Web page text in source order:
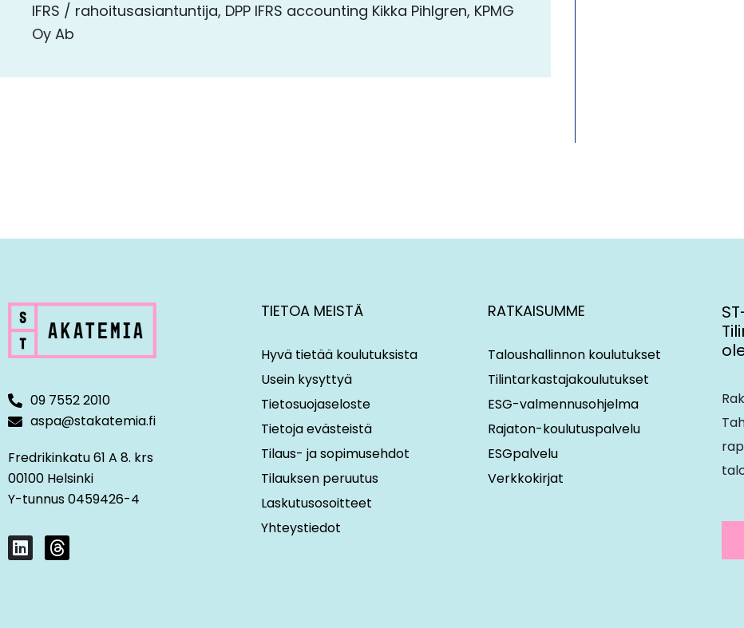
IFRS / rahoitusasiantuntija, DPP IFRS accounting Kikka Pihlgren, KPMG
Oy Ab
09 7552 2010
aspa@stakatemia.fi
Fredrikinkatu 61 A 8. krs
00100 Helsinki
Y-tunnus 0459426-4
L
i
T
h
TIETOA MEISTÄ
Hyvä tietää koulutuksista
Usein kysyttyä
Tietosuojaseloste
Tietoja evästeistä
Tilaus- ja sopimusehdot
Tilauksen peruutus
Laskutusosoitteet
Yhteystiedot
RATKAISUMME
Taloushallinnon koulutukset
Tilintarkastajakoulutukset
ESG-valmennusohjelma
Rajaton-koulutuspalvelu
ESGpalvelu
Verkkokirjat